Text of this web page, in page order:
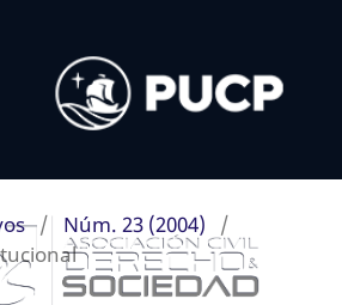
/ Núm. 23 (2004)
/